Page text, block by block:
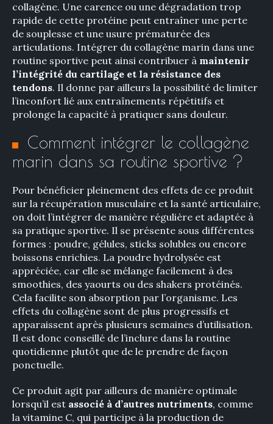
collagène. Une carence ou une dégradation trop
rapide de cette protéine peut entraîner une perte
de souplesse et une usure prématurée des
articulations. Intégrer du collagène marin dans une
routine sportive peut ainsi contribuer à maintenir
l’intégrité du cartilage et la résistance des
tendons. Il donne par ailleurs la possibilité de limiter
l’inconfort lié aux entraînements répétitifs et
prolonge la capacité à pratiquer sans douleur.
Comment intégrer le collagène
marin dans sa routine sportive ?
Pour bénéficier pleinement des effets de ce produit
sur la récupération musculaire et la santé articulaire,
on doit l’intégrer de manière régulière et adaptée à
sa pratique sportive. Il se présente sous différentes
formes : poudre, gélules, sticks solubles ou encore
boissons enrichies. La poudre hydrolysée est
appréciée, car elle se mélange facilement à des
smoothies, des yaourts ou des shakers protéinés.
Cela facilite son absorption par l’organisme. Les
effets du collagène sont de plus progressifs et
apparaissent après plusieurs semaines d’utilisation.
Il est donc conseillé de l’inclure dans la routine
quotidienne plutôt que de le prendre de façon
ponctuelle.
Ce produit agit par ailleurs de manière optimale
lorsqu’il est associé à d’autres nutriments, comme
la vitamine C, qui participe à la production de